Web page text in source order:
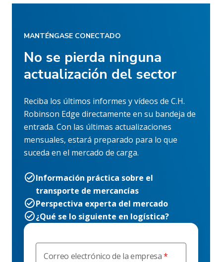
Correo electrónico de la empresa
MANTÉNGASE CONECTADO
No se pierda ninguna
actualización del sector
Reciba los últimos informes y vídeos de C.H.
Robinson Edge directamente en su bandeja de
entrada. Con las últimas actualizaciones
mensuales, estará preparado para lo que
suceda en el mercado de carga.
Información práctica sobre el
transporte de mercancías
Perspectiva experta del mercado
¿Qué se lo siguiente en logística?